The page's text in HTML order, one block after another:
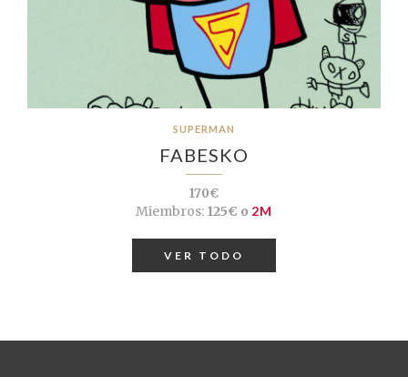
SUPERMAN
FABESKO
170€
Miembros: 125€ o 2M
VER TODO